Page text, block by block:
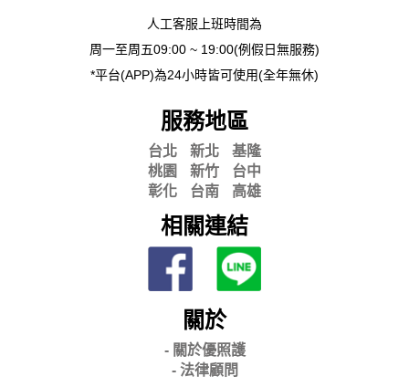
人工客服上班時間為
周一至周五09:00 ~ 19:00(例假日無服務)
*平台(APP)為24小時皆可使用(全年無休)
服務地區
台北 新北
基隆
桃園
新竹
台中
彰化
台南 高雄
相關連結
關於
- 關於優照護
- 法律顧問